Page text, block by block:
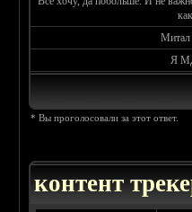
Митал
Я
* Вы проголосовали за этот ответ.
контент